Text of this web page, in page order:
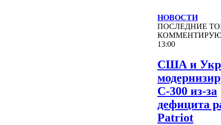
НОВОСТИ
ПОСЛЕДНИЕ
13:00
США и
С-300 из-за
дефицита
Patriot